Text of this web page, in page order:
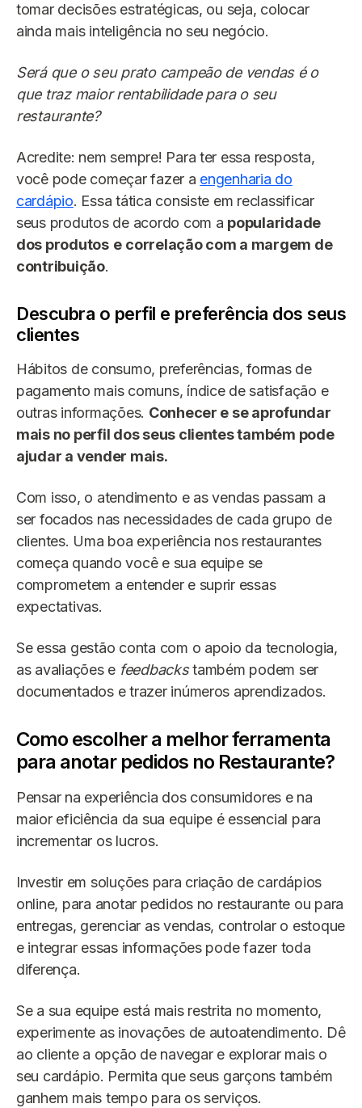
tomar decisões estratégicas, ou seja, colocar
ainda mais inteligência no seu negócio.
Será que o seu prato campeão de vendas é o
que traz maior rentabilidade para o seu
restaurante?
Acredite: nem sempre! Para ter essa resposta,
você pode começar fazer a engenharia do
cardápio. Essa tática consiste em reclassificar
seus produtos de acordo com a popularidade
dos produtos e correlação com a margem de
contribuição.
Descubra o perfil e preferência dos seus
clientes
Hábitos de consumo, preferências, formas de
pagamento mais comuns, índice de satisfação e
outras informações. Conhecer e se aprofundar
mais no perfil dos seus clientes também pode
ajudar a vender mais.
Com isso, o atendimento e as vendas passam a
ser focados nas necessidades de cada grupo de
clientes. Uma boa experiência nos restaurantes
começa quando você e sua equipe se
comprometem a entender e suprir essas
expectativas.
Se essa gestão conta com o apoio da tecnologia,
as avaliações e feedbackstambém podem ser
documentados e trazer inúmeros aprendizados.
Como escolher a melhor ferramenta
para anotar pedidos no Restaurante?
Pensar na experiência dos consumidores e na
maior eficiência da sua equipe é essencial para
incrementar os lucros.
Investir em soluções para criação de cardápios
online, para anotar pedidos no restaurante ou para
entregas, gerenciar as vendas, controlar o estoque
e integrar essas informações pode fazer toda
diferença.
Se a sua equipe está mais restrita no momento,
experimente as inovações de autoatendimento. Dê
ao cliente a opção de navegar e explorar mais o
seu cardápio. Permita que seus garçons também
ganhem mais tempo para os serviços.